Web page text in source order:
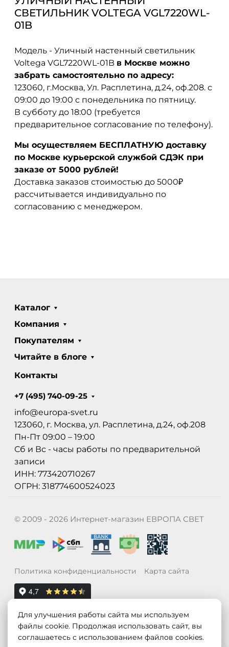
СВЕТИЛЬНИК VOLTEGA VGL7220WL-
01B
Модель - Уличный настенный светильник
Voltega VGL7220WL-01B в Москве можно
забрать самостоятельно по адресу:
123060, г.Москва, Ул. Расплетина, д.24, оф.208. с
09:00 до 19:00 с понедельника по пятницу.
В субботу до 18:00 (требуется
предварительное согласование по телефону).
Мы осуществляем БЕСПЛАТНУЮ доставку
по Москве курьерской службой СДЭК при
заказе от 5000 рублей!
Доставка заказов стоимостью до 5000₽
рассчитывается индивидуально по
согласованию с менеджером.
Каталог
Компания
Покупателям
Читайте в блоге
Контакты
+7 (495) 740-09-25
info@europa-svet.ru
123060, г. Москва, ул. Расплетина, д.24, оф.208
Пн-Пт 09:00 – 19:00
Сб и Вс - часы работы по предварительной
записи
ИНН: 773420710267
ОГРН: 318774600524023
© 2009 - 2026 Интернет-магазин ЕВРОПА СВЕТ
Политика конфиденциальности Карта сайта
Для улучшения работы сайта мы используем
файлы cookie. Продолжая использовать сайт, вы
соглашаетесь с использованием файлов cookies.